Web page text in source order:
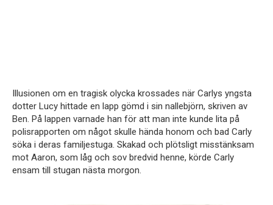
Illusionen om en tragisk olycka krossades när Carlys yngsta
dotter Lucy hittade en lapp gömd i sin nallebjörn, skriven av
Ben. På lappen varnade han för att man inte kunde lita på
polisrapporten om något skulle hända honom och bad Carly
söka i deras familjestuga. Skakad och plötsligt misstänksam
mot Aaron, som låg och sov bredvid henne, körde Carly
ensam till stugan nästa morgon.